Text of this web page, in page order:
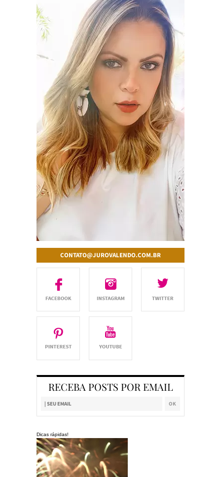
CONTATO@JUROVALENDO.COM.BR
RECEBA POSTS POR EMAIL
Dicas rápidas!